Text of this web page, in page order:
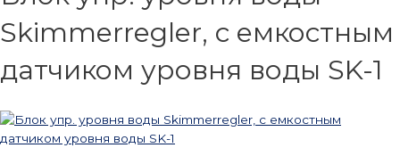
Skimmerregler, с емкостным
датчиком уровня воды SK-1